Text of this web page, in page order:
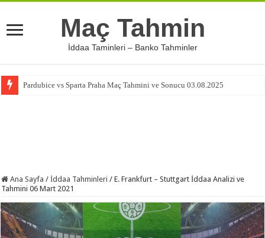
Maç Tahmin
İddaa Taminleri – Banko Tahminler
Pardubice vs Sparta Praha Maç Tahmini ve Sonucu 03.08.2025
Ana Sayfa / İddaa Tahminleri / E. Frankfurt – Stuttgart İddaa Analizi ve
Tahmini 06 Mart 2021